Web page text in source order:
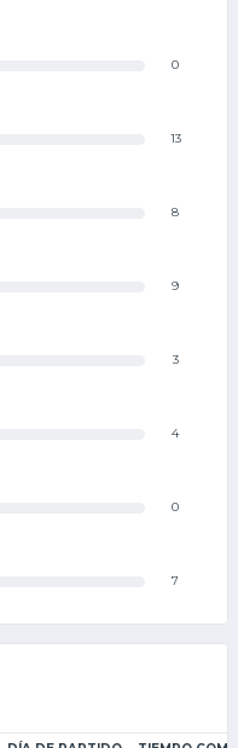
0
13
8
9
3
4
0
7